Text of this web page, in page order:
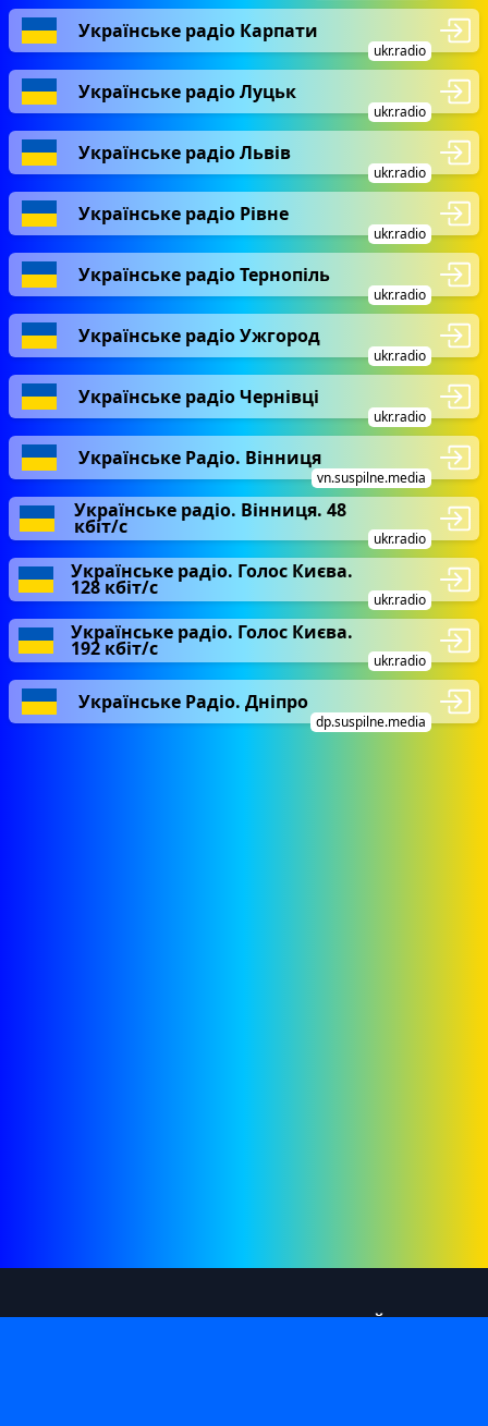
Українське радіо Карпати
ukr.radio
Українське радіо Луцьк
ukr.radio
Українське радіо Львів
ukr.radio
Українське радіо Рівне
ukr.radio
Українське радіо Тернопіль
ukr.radio
Українське радіо Ужгород
ukr.radio
Українське радіо Чернівці
ukr.radio
Українське Радіо. Вінниця
vn.suspilne.media
Українське радіо. Вінниця. 48
кбіт/с
ukr.radio
Українське радіо. Голос Києва.
128 кбіт/с
ukr.radio
Українське радіо. Голос Києва.
192 кбіт/с
ukr.radio
Українське Радіо. Дніпро
dp.suspilne.media
RADIO-UA.ONLINE КАТАЛОГ РАДІОСТАНЦІЙ